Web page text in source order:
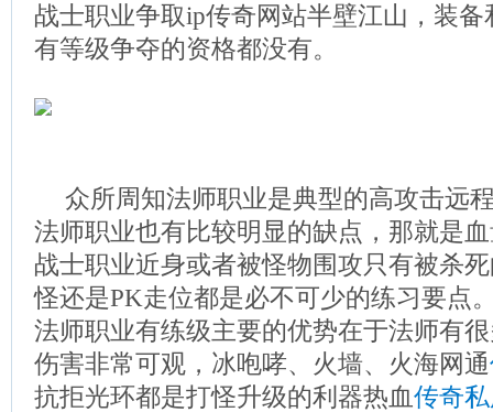
战士职业争取ip传奇网站半壁江山，装
有等级争夺的资格都没有。
众所周知法师职业是典型的高攻击远
法师职业也有比较明显的缺点，那就是
战士职业近身或者被怪物围攻只有被杀
怪还是PK走位都是必不可少的练习要点
法师职业有练级主要的优势在于法师有
伤害非常可观，冰咆哮、火墙、火海网通
抗拒光环都是打怪升级的利器热血传奇